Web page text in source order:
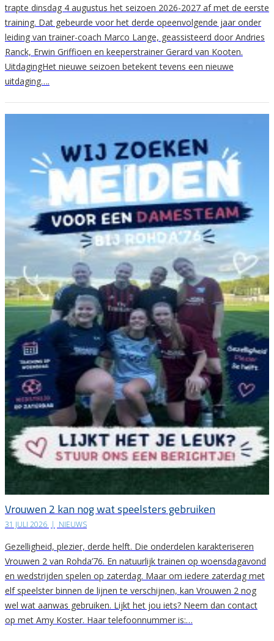
trapte dinsdag 4 augustus het seizoen 2026-2027 af met de eerste
training. Dat gebeurde voor het derde opeenvolgende jaar onder
leiding van trainer-coach Marco Lange, geassisteerd door Andries
Ranck, Erwin Griffioen en keeperstrainer Gerard van Kooten.
UitdagingHet nieuwe seizoen betekent tevens een nieuwe
uitdaging….
Vrouwen 2 kan nog wat speelsters gebruiken
31 JULI 2026 | NIEUWS
Gezelligheid, plezier, derde helft. Die onderdelen karakteriseren
Vrouwen 2 van Rohda’76. En natuurlijk trainen op woensdagavond
en wedstrijden spelen op zaterdag. Maar om iedere zaterdag met
elf speelster binnen de lijnen te verschijnen, kan Vrouwen 2 nog
wel wat aanwas gebruiken. Lijkt het jou iets? Neem dan contact
op met Amy Koster. Haar telefoonnummer is:…